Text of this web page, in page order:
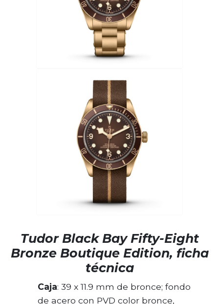
Tudor Black Bay Fifty-Eight
Bronze Boutique Edition, ficha
técnica
Caja: 39 x 11.9 mm de bronce; fondo
de acero con PVD color bronce,